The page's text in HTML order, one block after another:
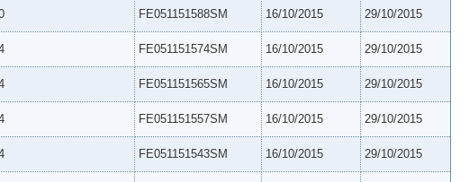
FE051151588SM 16/10/2015 29/10/2015
FE051151574SM 16/10/2015 29/10/2015
FE051151565SM 16/10/2015 29/10/2015
FE051151557SM 16/10/2015 29/10/2015
FE051151543SM 16/10/2015 29/10/2015